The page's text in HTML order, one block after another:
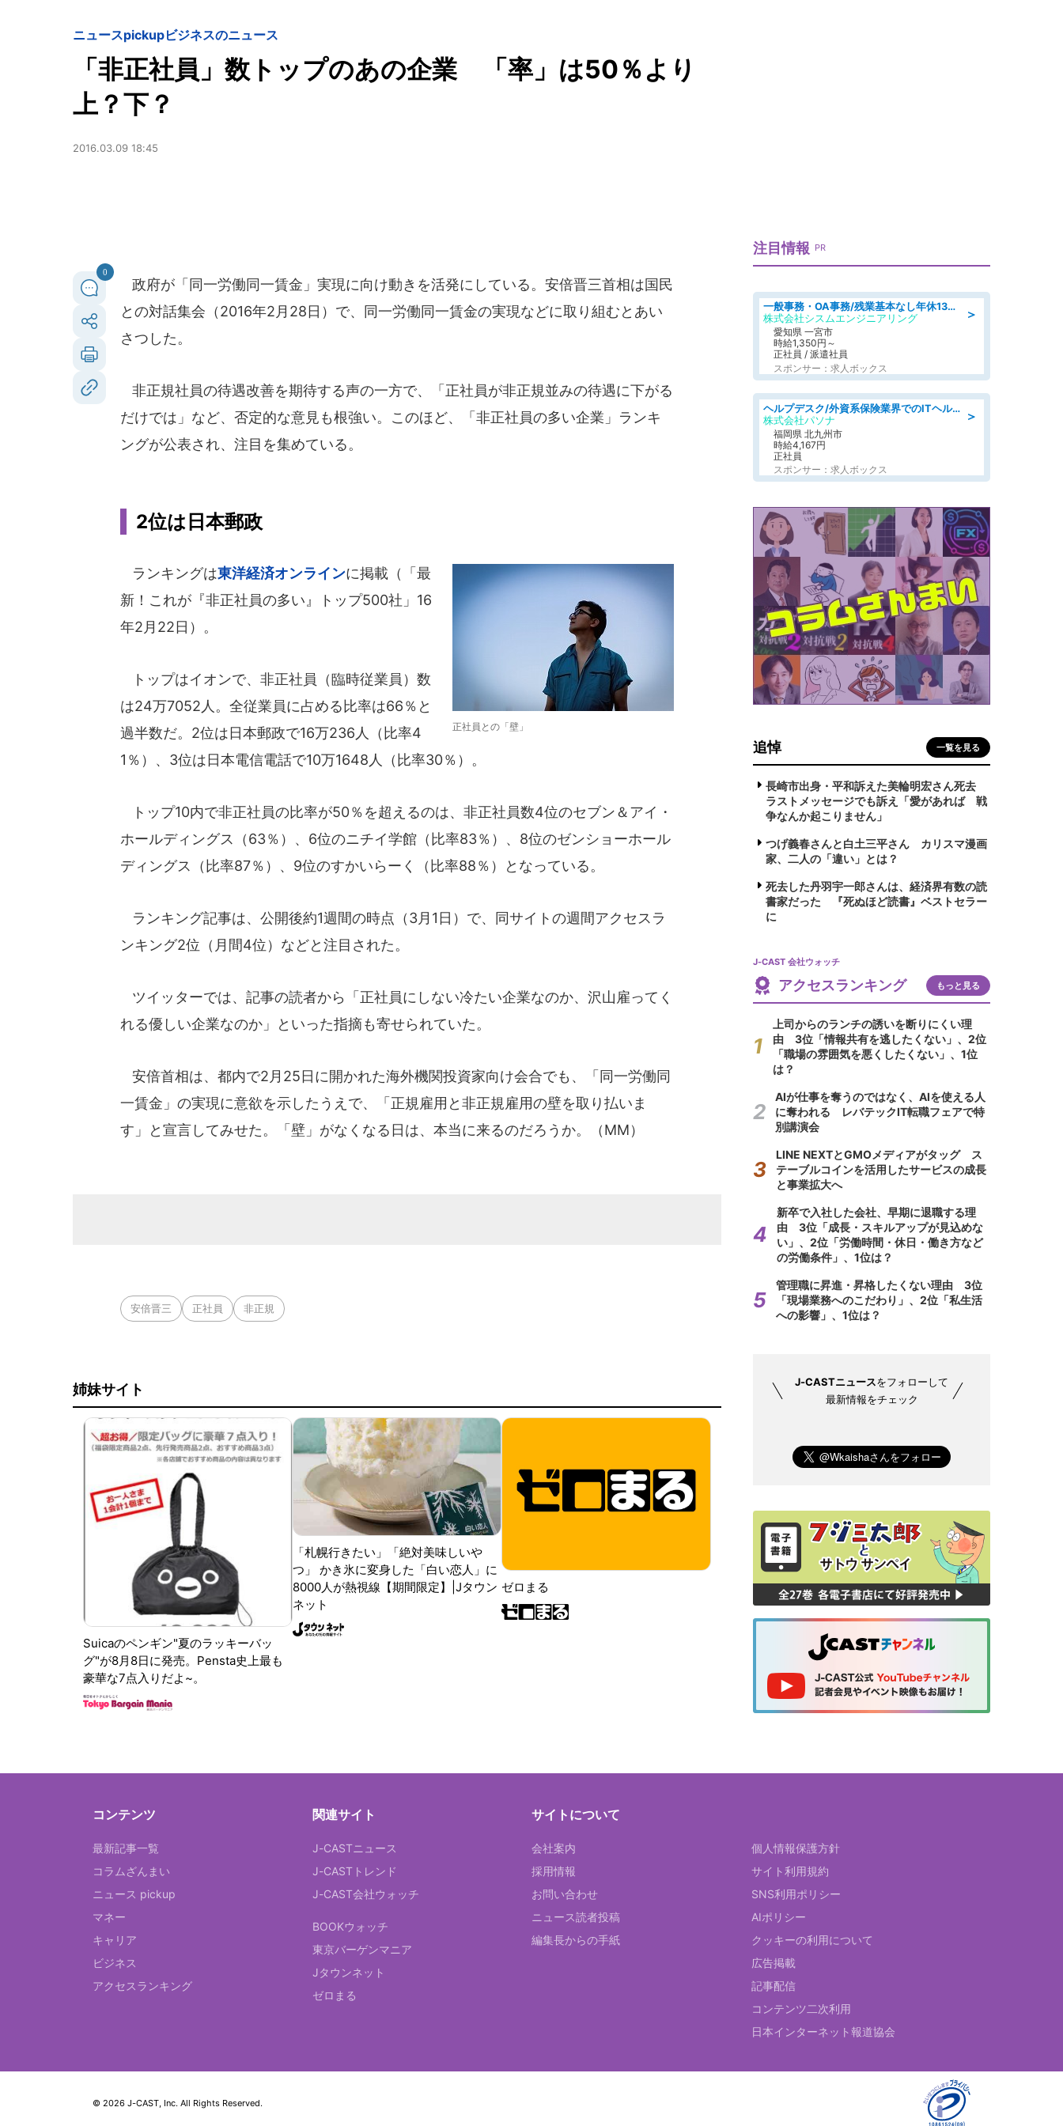
ニュースpickupビジネスのニュース
「非正社員」数トップのあの企業 「率」は50％より
上？下？
2016.03.09 18:45
0
政府が「同一労働同一賃金」実現に向け動きを活発にしている。安倍晋三首相は国民
との対話集会（2016年2月28日）で、同一労働同一賃金の実現などに取り組むとあい
さつした。
非正規社員の待遇改善を期待する声の一方で、「正社員が非正規並みの待遇に下がる
だけでは」など、否定的な意見も根強い。このほど、「非正社員の多い企業」ランキ
ングが公表され、注目を集めている。
2位は日本郵政
正社員との「壁」
ランキングは東洋経済オンラインに掲載（「最
新！これが『非正社員の多い』トップ500社」16
年2月22日）。
トップはイオンで、非正社員（臨時従業員）数
は24万7052人。全従業員に占める比率は66％と
過半数だ。2位は日本郵政で16万236人（比率4
1％）、3位は日本電信電話で10万1648人（比率30％）。
トップ10内で非正社員の比率が50％を超えるのは、非正社員数4位のセブン＆アイ・
ホールディングス（63％）、6位のニチイ学館（比率83％）、8位のゼンショーホール
ディングス（比率87％）、9位のすかいらーく（比率88％）となっている。
ランキング記事は、公開後約1週間の時点（3月1日）で、同サイトの週間アクセスラ
ンキング2位（月間4位）などと注目された。
ツイッターでは、記事の読者から「正社員にしない冷たい企業なのか、沢山雇ってく
れる優しい企業なのか」といった指摘も寄せられていた。
安倍首相は、都内で2月25日に開かれた海外機関投資家向け会合でも、「同一労働同
一賃金」の実現に意欲を示したうえで、「正規雇用と非正規雇用の壁を取り払いま
す」と宣言してみせた。「壁」がなくなる日は、本当に来るのだろうか。（MM）
安倍晋三 正社員 非正規
姉妹サイト
Suicaのペンギン"夏のラッキーバッ
グ"が8月8日に発売。Pensta史上最も
豪華な7点入りだよ~。
「札幌行きたい」「絶対美味しいや
つ」 かき氷に変身した「白い恋人」に
8000人が熱視線【期間限定】|Jタウン
ネット
ゼロまる
注目情報 PR
＞
一般事務・OA事務/残業基本なし年休130日社保完備の一般・調達事務
株式会社シスムエンジニアリング
愛知県 一宮市
時給1,350円～
正社員 / 派遣社員
スポンサー：求人ボックス
＞
ヘルプデスク/外資系保険業界でのITヘルプデスク業務/駅近/即日勤務可/ヘルプデスク
株式会社パソナ
福岡県 北九州市
時給4,167円
正社員
スポンサー：求人ボックス
追悼 一覧を見る
長崎市出身・平和訴えた美輪明宏さん死去
ラストメッセージでも訴え「愛があれば 戦
争なんか起こりません」
つげ義春さんと白土三平さん カリスマ漫画
家、二人の「違い」とは？
死去した丹羽宇一郎さんは、経済界有数の読
書家だった 『死ぬほど読書』ベストセラー
に
J-CAST 会社ウォッチ
アクセスランキング もっと見る
上司からのランチの誘いを断りにくい理
由 3位「情報共有を逃したくない」、2位
「職場の雰囲気を悪くしたくない」、1位
は？
AIが仕事を奪うのではなく、AIを使える人
に奪われる レバテックIT転職フェアで特
別講演会
LINE NEXTとGMOメディアがタッグ ス
テーブルコインを活用したサービスの成長
と事業拡大へ
新卒で入社した会社、早期に退職する理
由 3位「成長・スキルアップが見込めな
い」、2位「労働時間・休日・働き方など
の労働条件」、1位は？
管理職に昇進・昇格したくない理由 3位
「現場業務へのこだわり」、2位「私生活
への影響」、1位は？
J-CASTニュースをフォローして
最新情報をチェック
コンテンツ
最新記事一覧
コラムざんまい
ニュース pickup
マネー
キャリア
ビジネス
アクセスランキング
関連サイト
J-CASTニュース
J-CASTトレンド
J-CAST会社ウォッチ
BOOKウォッチ
東京バーゲンマニア
Jタウンネット
ゼロまる
サイトについて
会社案内
採用情報
お問い合わせ
ニュース読者投稿
編集長からの手紙
個人情報保護方針
サイト利用規約
SNS利用ポリシー
AIポリシー
クッキーの利用について
広告掲載
記事配信
コンテンツ二次利用
日本インターネット報道協会
© 2026 J-CAST, Inc. All Rights Reserved.